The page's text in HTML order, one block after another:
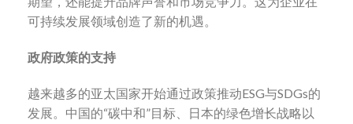
可持续发展领域创造了新的机遇。
政府政策的支持
越来越多的亚太国家开始通过政策推动ESG与SDGs的
发展。中国的“碳中和”目标、日本的绿色增长战略以